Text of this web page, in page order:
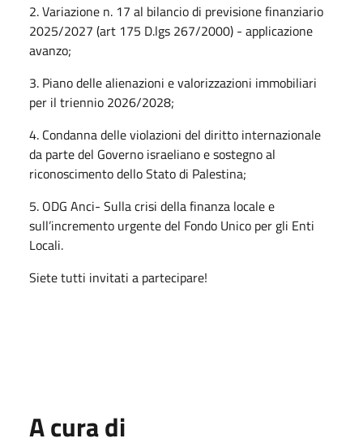
2. Variazione n. 17 al bilancio di previsione finanziario
2025/2027 (art 175 D.lgs 267/2000) - applicazione
avanzo;
3. Piano delle alienazioni e valorizzazioni immobiliari
per il triennio 2026/2028;
4. Condanna delle violazioni del diritto internazionale
da parte del Governo israeliano e sostegno al
riconoscimento dello Stato di Palestina;
5. ODG Anci- Sulla crisi della finanza locale e
sull’incremento urgente del Fondo Unico per gli Enti
Locali.
Siete tutti invitati a partecipare!
A cura di